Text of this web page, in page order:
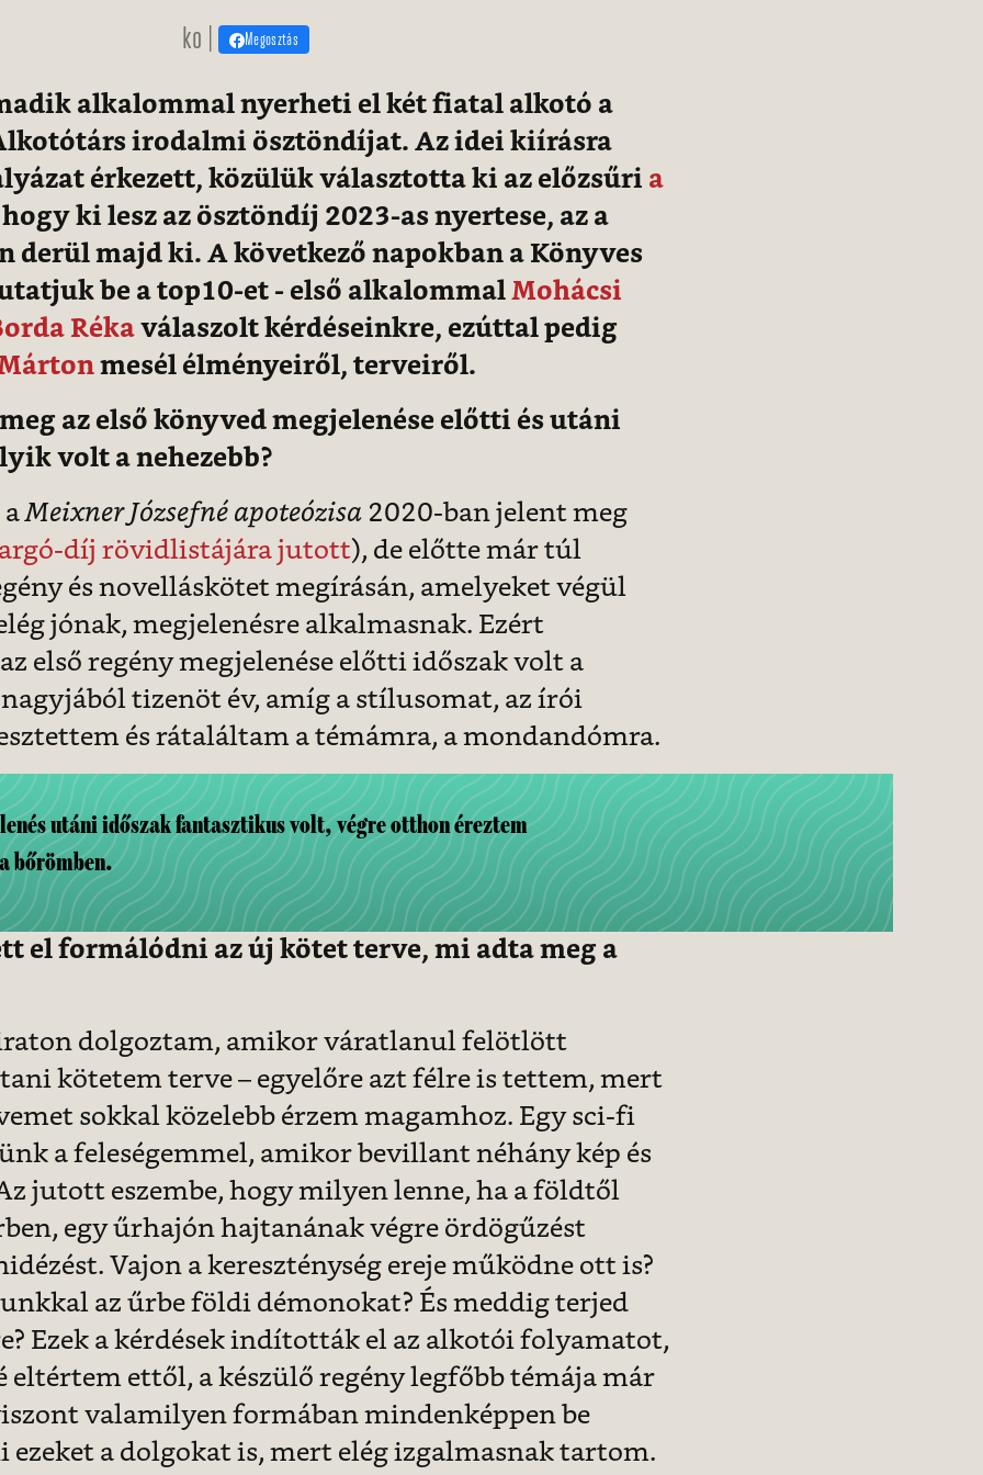
ko | Megosztás
alkalommal nyerheti el két fiatal alkotó a
irodalmi ösztöndíjat. Az idei kiírásra
érkezett, közülük választotta ki az előzsűri a
ki lesz az ösztöndíj 2023-as nyertese, az a
derül majd ki. A következő napokban a Könyves
be a top10-et - első alkalommal Mohácsi
Réka válaszolt kérdéseinkre, ezúttal pedig
mesél élményeiről, terveiről.
az első könyved megjelenése előtti és utáni
volt a nehezebb?
aMeixner Józsefné apoteózisa 2020-ban jelent meg
díj rövidlistájára jutott), de előtte már túl
és novelláskötet megírásán, amelyeket végül
jónak, megjelenésre alkalmasnak. Ezért
első regény megjelenése előtti időszak volt a
nagyjából tizenöt év, amíg a stílusomat, az írói
és rátaláltam a témámra, a mondandómra.
utáni időszak fantasztikus volt, végre otthon éreztem
bőrömben.
el formálódni az új kötet terve, mi adta meg a
dolgoztam, amikor váratlanul felötlött
kötetem terve – egyelőre azt félre is tettem, mert
sokkal közelebb érzem magamhoz. Egy sci-fi
a feleségemmel, amikor bevillant néhány kép és
jutott eszembe, hogy milyen lenne, ha a földtől
egy űrhajón hajtanának végre ördögűzést
Vajon a kereszténység ereje működne ott is?
az űrbe földi démonokat? És meddig terjed
Ezek a kérdések indították el az alkotói folyamatot,
eltértem ettől, a készülő regény legfőbb témája már
valamilyen formában mindenképpen be
ezeket a dolgokat is, mert elég izgalmasnak tartom.